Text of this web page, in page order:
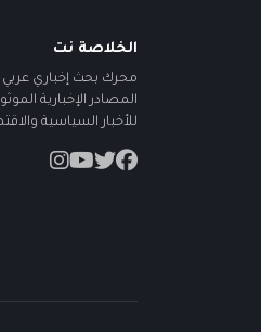
الخلاصة نت
محرك بحث إخباري عربي
المصادر الإخبارية
للأخبار السياسية